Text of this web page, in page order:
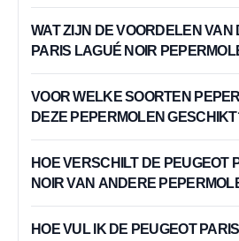
WAT ZIJN DE VOORDELEN VAN
PARIS LAGUÉ NOIR
VOOR WELKE SOORTEN
DEZE PEPERMOLEN
HOE VERSCHILT DE PEUGEOT
NOIR VAN ANDERE
HOE VUL IK DE PEUGEOT